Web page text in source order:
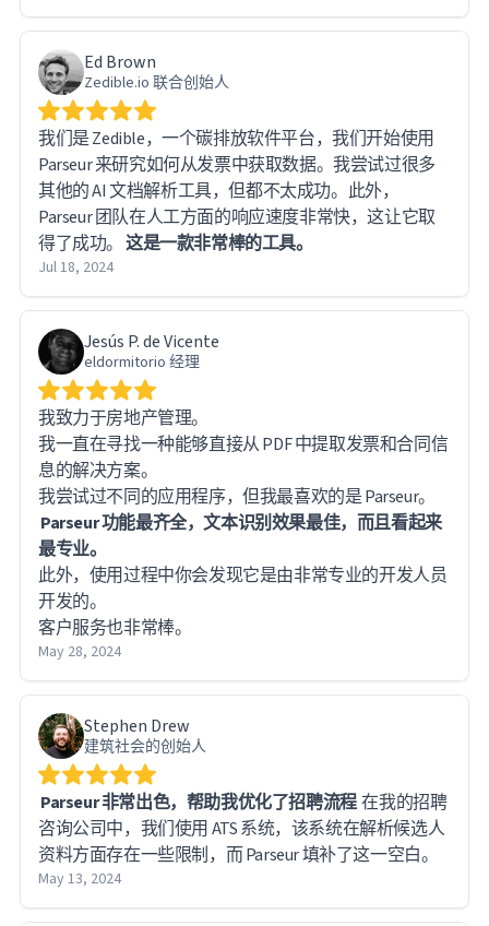
Ed Brown
Zedible.io 联合创始人
我们是 Zedible，一个碳排放软件平台，我们开始使用
Parseur 来研究如何从发票中获取数据。我尝试过很多
其他的 AI 文档解析工具，但都不太成功。此外，
Parseur 团队在人工方面的响应速度非常快，这让它取
得了成功。 这是一款非常棒的工具。
Jul 18, 2024
Jesús P. de Vicente
eldormitorio 经理
我致力于房地产管理。
我一直在寻找一种能够直接从 PDF 中提取发票和合同信
息的解决方案。
Parseur 功能最齐全，文本识别效果最佳，而且看起来
最专业。
此外，使用过程中你会发现它是由非常专业的开发人员
开发的。
客户服务也非常棒。
May 28, 2024
Stephen Drew
建筑社会的创始人
Parseur 非常出色，帮助我优化了招聘流程在我的招聘
咨询公司中，我们使用 ATS 系统，该系统在解析候选人
资料方面存在一些限制，而 Parseur 填补了这一空白。
May 13, 2024